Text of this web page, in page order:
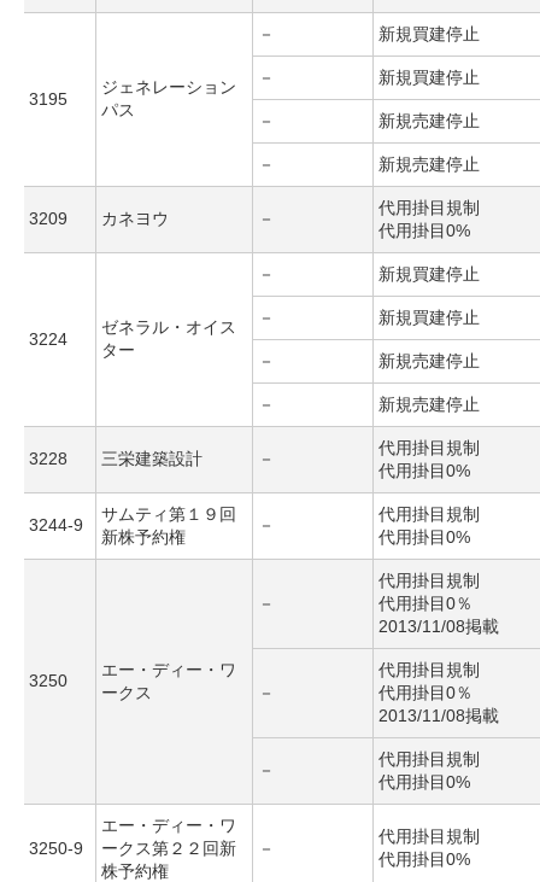
3195
ジェネレーション
パス
－ 新規買建停止
－ 新規買建停止
－ 新規売建停止
－ 新規売建停止
3209 カネヨウ －
代用掛目規制
代用掛目0%
3224
ゼネラル・オイス
ター
－ 新規買建停止
－ 新規買建停止
－ 新規売建停止
－ 新規売建停止
3228 三栄建築設計 －
代用掛目規制
代用掛目0%
3244-9
サムティ第１９回
新株予約権
－
代用掛目規制
代用掛目0%
3250
エー・ディー・ワ
ークス
－
代用掛目規制
代用掛目0％
2013/11/08掲載
－
代用掛目規制
代用掛目0％
2013/11/08掲載
－
代用掛目規制
代用掛目0%
3250-9
エー・ディー・ワ
ークス第２２回新
株予約権
－
代用掛目規制
代用掛目0%